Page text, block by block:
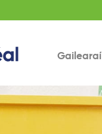
Gailearaí